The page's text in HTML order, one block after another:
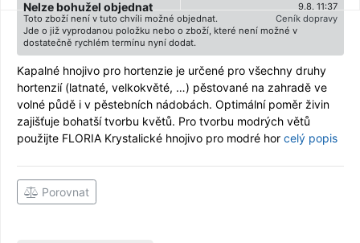
9.8. 11:37
Nelze bohužel objednat
Ceník dopravy
Toto zboží není v tuto chvíli možné objednat.
Jde o již vyprodanou položku nebo o zboží, které není možné v
dostatečně rychlém termínu nyní dodat.
Kapalné hnojivo pro hortenzie je určené pro všechny druhy
hortenzií (latnaté, velkokvěté, …) pěstované na zahradě ve
volné půdě i v pěstebních nádobách. Optimální poměr živin
zajišťuje bohatší tvorbu květů. Pro tvorbu modrých větů
použijte FLORIA Krystalické hnojivo pro modré hor celý popis
Porovnat